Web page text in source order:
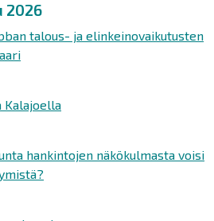
2026
talous- ja elinkeinovaikutusten
Kalajoella
hankintojen näkökulmasta voisi